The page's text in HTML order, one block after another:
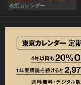
表紙カレンダー